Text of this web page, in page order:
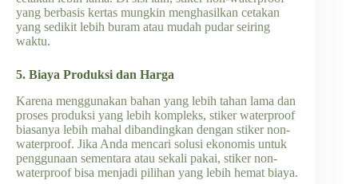
yang berbasis kertas mungkin menghasilkan cetakan
yang sedikit lebih buram atau mudah pudar seiring
waktu.
5. Biaya Produksi dan Harga
Karena menggunakan bahan yang lebih tahan lama dan
proses produksi yang lebih kompleks, stiker waterproof
biasanya lebih mahal dibandingkan dengan stiker non-
waterproof. Jika Anda mencari solusi ekonomis untuk
penggunaan sementara atau sekali pakai, stiker non-
waterproof bisa menjadi pilihan yang lebih hemat biaya.